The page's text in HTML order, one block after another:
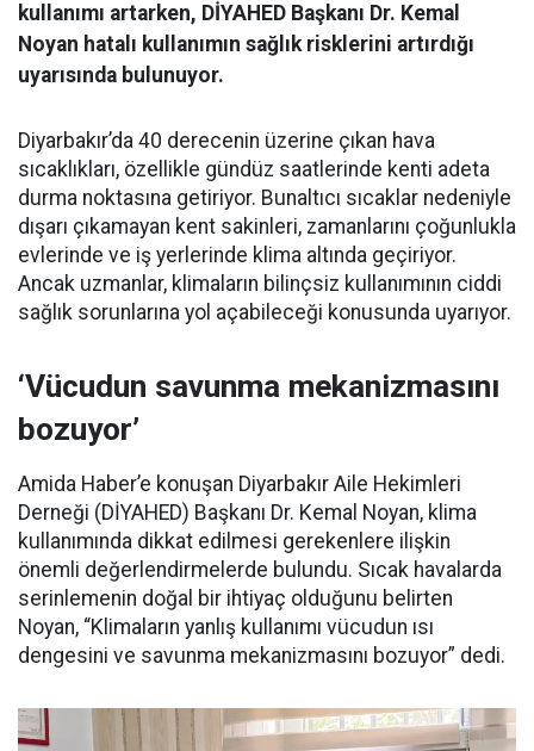
kullanımı artarken, DİYAHED Başkanı Dr. Kemal
Noyan hatalı kullanımın sağlık risklerini artırdığı
uyarısında bulunuyor.
Diyarbakır’da 40 derecenin üzerine çıkan hava
sıcaklıkları, özellikle gündüz saatlerinde kenti adeta
durma noktasına getiriyor. Bunaltıcı sıcaklar nedeniyle
dışarı çıkamayan kent sakinleri, zamanlarını çoğunlukla
evlerinde ve iş yerlerinde klima altında geçiriyor.
Ancak uzmanlar, klimaların bilinçsiz kullanımının ciddi
sağlık sorunlarına yol açabileceği konusunda uyarıyor.
‘Vücudun savunma mekanizmasını
bozuyor’
Amida Haber’e konuşan Diyarbakır Aile Hekimleri
Derneği (DİYAHED) Başkanı Dr. Kemal Noyan, klima
kullanımında dikkat edilmesi gerekenlere ilişkin
önemli değerlendirmelerde bulundu. Sıcak havalarda
serinlemenin doğal bir ihtiyaç olduğunu belirten
Noyan, “Klimaların yanlış kullanımı vücudun ısı
dengesini ve savunma mekanizmasını bozuyor” dedi.